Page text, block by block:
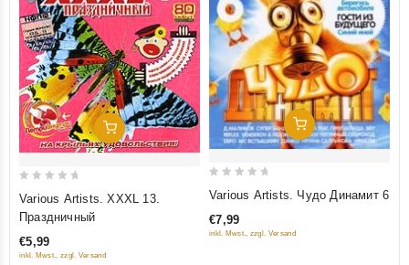
Добавить В Корзину
5
Various Artists. XXXL 13.
Праздничный
€5,99
inkl. Mwst., zzgl. Versand
Добавить В Корзину
of
Various Artists. Чудо Динамит 6
€7,99
inkl. Mwst., zzgl. Versand